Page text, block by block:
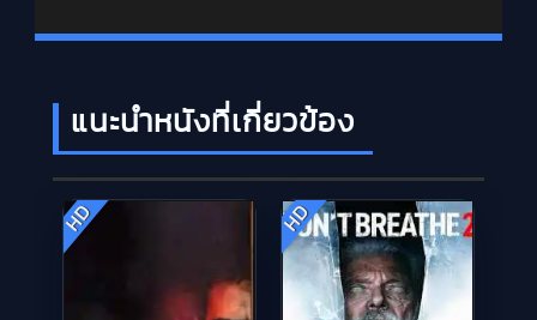
แนะนำหนังที่เกี่ยวข้อง
HD HD